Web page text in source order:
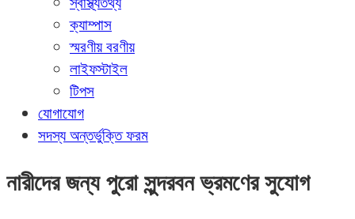
ক্যাম্পাস
স্মরণীয় বরণীয়
লাইফস্টাইল
টিপস
যোগাযোগ
সদস্য অন্তর্ভুক্তি ফরম
নারীদের জন্য পুরো সুন্দরবন ভ্রমণের সুযোগ